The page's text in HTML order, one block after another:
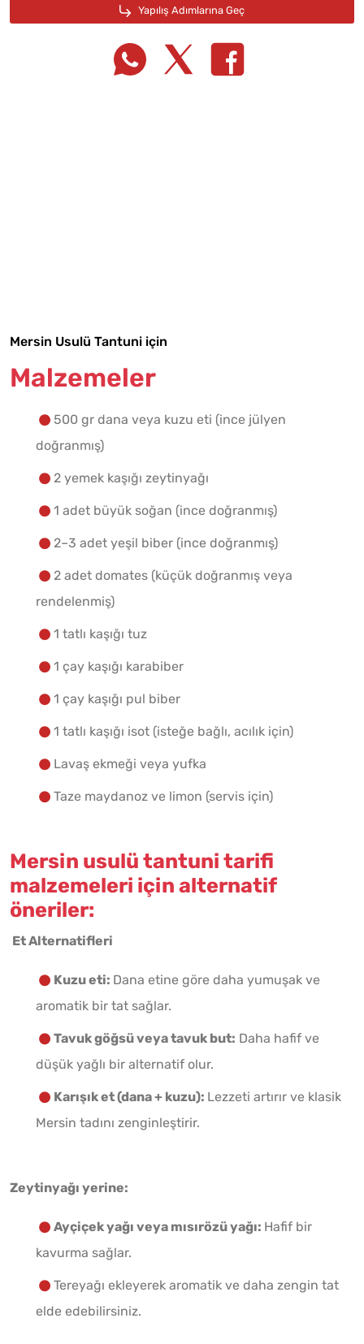
Mersin Usulü Tantuni için
Malzemeler
500 gr dana veya kuzu eti (ince jülyen
doğranmış)
2 yemek kaşığı zeytinyağı
1 adet büyük soğan (ince doğranmış)
2–3 adet yeşil biber (ince doğranmış)
2 adet domates (küçük doğranmış veya
rendelenmiş)
1 tatlı kaşığı tuz
1 çay kaşığı karabiber
1 çay kaşığı pul biber
1 tatlı kaşığı isot (isteğe bağlı, acılık için)
Lavaş ekmeği veya yufka
Taze maydanoz ve limon (servis için)
Mersin usulü tantuni tarifi
malzemeleri için alternatif
öneriler:
Et Alternatifleri
Kuzu eti: Dana etine göre daha yumuşak ve
aromatik bir tat sağlar.
Tavuk göğsü veya tavuk but: Daha hafif ve
düşük yağlı bir alternatif olur.
Karışık et (dana + kuzu): Lezzeti artırır ve klasik
Mersin tadını zenginleştirir.
Zeytinyağı yerine:
Ayçiçek yağı veya mısırözü yağı: Hafif bir
kavurma sağlar.
Tereyağı ekleyerek aromatik ve daha zengin tat
elde edebilirsiniz.